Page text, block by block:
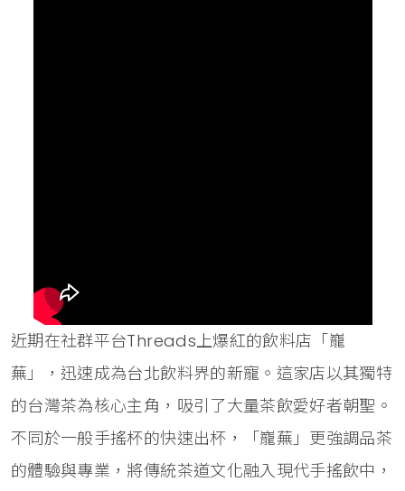
近期在社群平台Threads上爆紅的飲料店「巃
蕪」，迅速成為台北飲料界的新寵。這家店以其獨特
的台灣茶為核心主角，吸引了大量茶飲愛好者朝聖。
不同於一般手搖杯的快速出杯，「巃蕪」更強調品茶
的體驗與專業，將傳統茶道文化融入現代手搖飲中，